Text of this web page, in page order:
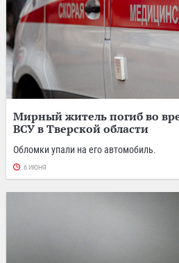
Мирный житель погиб во
ВСУ в Тверской области
Обломки упали на его автомобиль.
6 ИЮНЯ